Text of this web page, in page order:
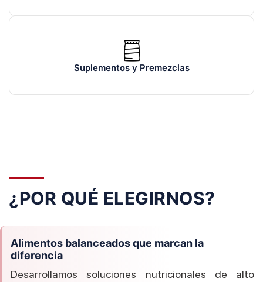
Suplementos y Premezclas
¿POR QUÉ ELEGIRNOS?
Alimentos balanceados que marcan la
diferencia
Desarrollamos soluciones nutricionales de alto